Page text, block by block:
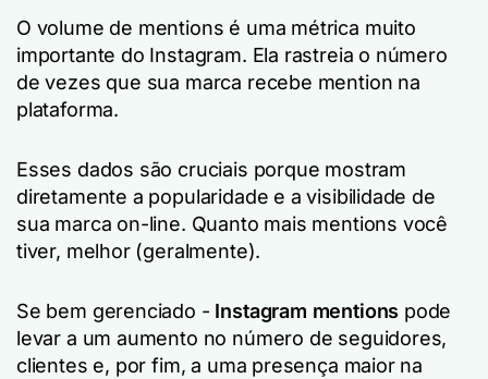
O volume de mentions é uma métrica muito
importante do Instagram. Ela rastreia o número
de vezes que sua marca recebe mention na
plataforma.
Esses dados são cruciais porque mostram
diretamente a popularidade e a visibilidade de
sua marca on-line. Quanto mais mentions você
tiver, melhor (geralmente).
Se bem gerenciado - Instagram mentions pode
levar a um aumento no número de seguidores,
clientes e, por fim, a uma presença maior na